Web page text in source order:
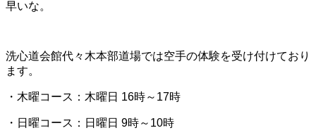
早いな。
洗心道会館代々木本部道場では空手の体験を受け付けており
ます。
・木曜コース：木曜日 16時～17時
・日曜コース：日曜日 9時～10時